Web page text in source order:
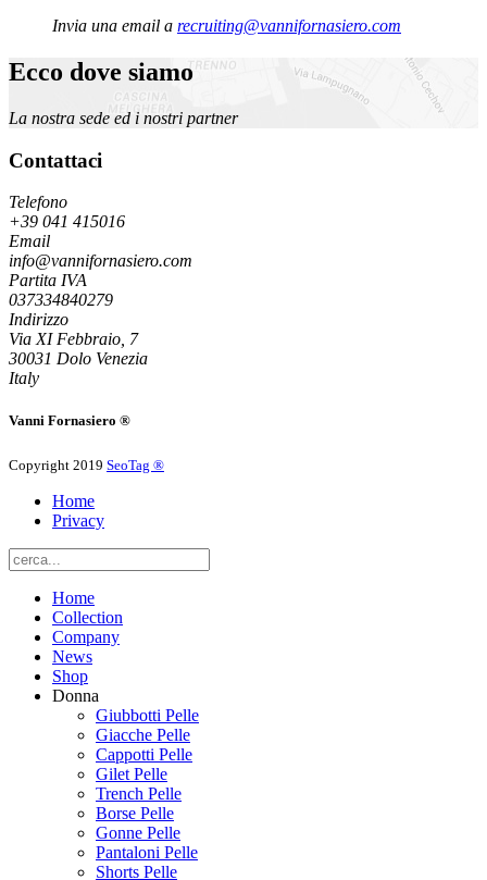
Invia una email a recruiting@vannifornasiero.com
Ecco dove siamo
La nostra sede ed i nostri partner
Contattaci
Telefono
+39 041 415016
Email
info@vannifornasiero.com
Partita IVA
037334840279
Indirizzo
Via XI Febbraio, 7
30031 Dolo Venezia
Italy
Vanni Fornasiero ®
Copyright 2019 SeoTag ®
Home
Privacy
Home
Collection
Company
News
Shop
Donna
Giubbotti Pelle
Giacche Pelle
Cappotti Pelle
Gilet Pelle
Trench Pelle
Borse Pelle
Gonne Pelle
Pantaloni Pelle
Shorts Pelle